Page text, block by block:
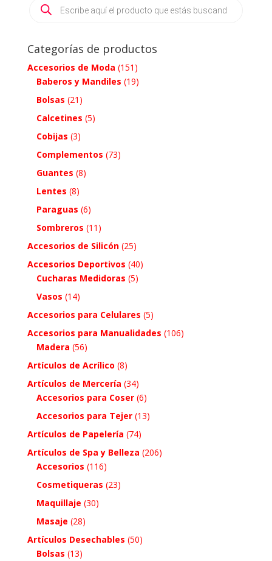
search
Categorías de productos
Accesorios de Moda (151)
Baberos y Mandiles (19)
Bolsas (21)
Calcetines (5)
Cobijas (3)
Complementos (73)
Guantes (8)
Lentes (8)
Paraguas (6)
Sombreros (11)
Accesorios de Silicón (25)
Accesorios Deportivos (40)
Cucharas Medidoras (5)
Vasos (14)
Accesorios para Celulares (5)
Accesorios para Manualidades (106)
Madera (56)
Artículos de Acrílico (8)
Artículos de Mercería (34)
Accesorios para Coser (6)
Accesorios para Tejer (13)
Artículos de Papelería (74)
Artículos de Spa y Belleza (206)
Accesorios (116)
Cosmetiqueras (23)
Maquillaje (30)
Masaje (28)
Artículos Desechables (50)
Bolsas (13)